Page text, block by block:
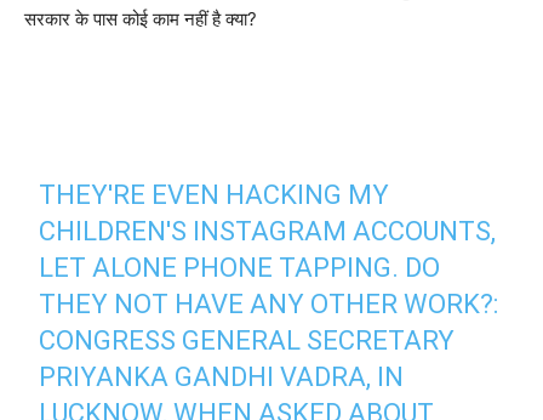
सरकार के पास कोई काम नहीं है क्या?
THEY'RE EVEN HACKING MY
CHILDREN'S INSTAGRAM ACCOUNTS,
LET ALONE PHONE TAPPING. DO
THEY NOT HAVE ANY OTHER WORK?:
CONGRESS GENERAL SECRETARY
PRIYANKA GANDHI VADRA, IN
LUCKNOW, WHEN ASKED ABOUT